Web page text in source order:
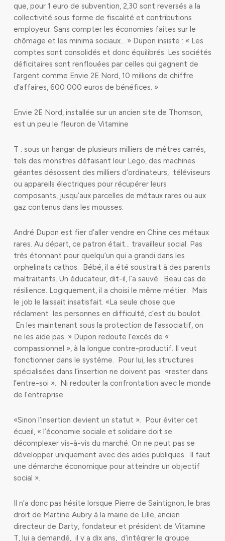
que, pour 1 euro de subvention, 2,30 sont reversés a la
collectivité sous forme de fiscalité et contributions
employeur. Sans compter les économies faites sur le
chômage et les minima sociaux… » Dupon insiste : « Les
comptes sont consolidés et donc équilibrés. Les sociétés
déficitaires sont renflouées par celles qui gagnent de
l’argent comme Envie 2E Nord, 10 millions de chiffre
d’affaires, 600 000 euros de bénéfices. »
Envie 2E Nord, installée sur un ancien site de Thomson,
est un peu le fleuron de Vitamine
T : sous un hangar de plusieurs milliers de mètres carrés,
tels des monstres défaisant leur Lego, des machines
géantes désossent des milliers d’ordinateurs, téléviseurs
ou appareils électriques pour récupérer leurs
composants, jusqu’aux parcelles de métaux rares ou aux
gaz contenus dans les mousses.
André Dupon est fier d’aller vendre en Chine ces métaux
rares. Au départ, ce patron était… travailleur social. Pas
très étonnant pour quelqu’un qui a grandi dans les
orphelinats cathos. Bébé, il a été soustrait à des parents
maltraitants. Un éducateur, dit-il, l’a sauvé. Beau cas de
résilience. Logiquement, il a choisi le même métier. Mais
le job le laissait insatisfait. «La seule chose que
réclament les personnes en difficulté, c’est du boulot.
En les maintenant sous la protection de l’associatif, on
ne les aide pas. » Dupon redoute l’excès de «
compassionnel », à la longue contre-productif. Il veut
fonctionner dans le système. Pour lui, les structures
spécialisées dans l’insertion ne doivent pas «rester dans
l’entre-soi ». Ni redouter la confrontation avec le monde
de l’entreprise.
«Sinon l’insertion devient un statut ». Pour éviter cet
écueil, « l’économie sociale et solidaire doit se
décomplexer vis-à-vis du marché. On ne peut pas se
développer uniquement avec des aides publiques. Il faut
une démarche économique pour atteindre un objectif
social ».
Il n’a donc pas hésite lorsque Pierre de Saintignon, le bras
droit de Martine Aubry à la mairie de Lille, ancien
directeur de Darty, fondateur et président de Vitamine
T, lui a demandé, il y a dix ans, d’intégrer le groupe.